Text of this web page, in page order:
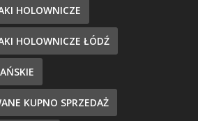
HOLOWNICZE
HOLOWNICZE ŁÓDŹ
KUPNO SPRZEDAŻ